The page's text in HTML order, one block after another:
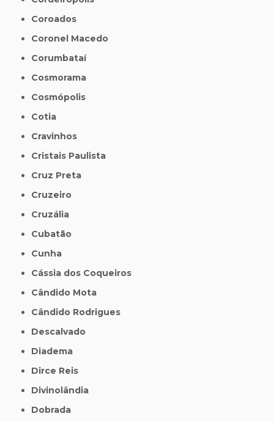
Coroados
Coronel Macedo
Corumbataí
Cosmorama
Cosmópolis
Cotia
Cravinhos
Cristais Paulista
Cruz Preta
Cruzeiro
Cruzália
Cubatão
Cunha
Cássia dos Coqueiros
Cândido Mota
Cândido Rodrigues
Descalvado
Diadema
Dirce Reis
Divinolândia
Dobrada